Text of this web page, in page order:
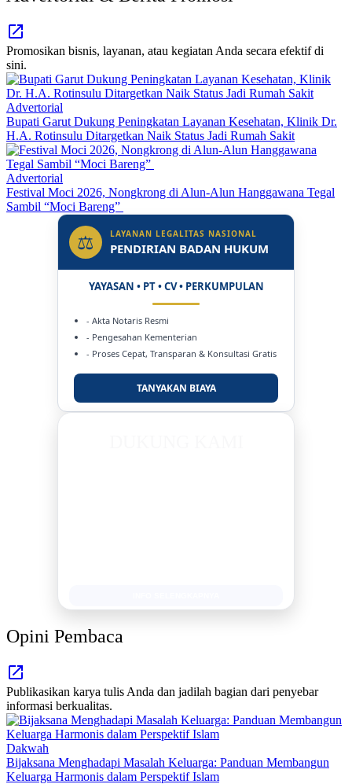
Promosikan bisnis, layanan, atau kegiatan Anda secara efektif di
sini.
Advertorial
Bupati Garut Dukung Peningkatan Layanan Kesehatan, Klinik Dr.
H.A. Rotinsulu Ditargetkan Naik Status Jadi Rumah Sakit
Advertorial
Festival Moci 2026, Nongkrong di Alun-Alun Hanggawana Tegal
Sambil “Moci Bareng”
⚖ LAYANAN LEGALITAS NASIONAL
PENDIRIAN BADAN HUKUM
YAYASAN • PT • CV • PERKUMPULAN
- Akta Notaris Resmi
- Pengesahan Kementerian
- Proses Cepat, Transparan & Konsultasi Gratis
TANYAKAN BIAYA
Opini Pembaca
Publikasikan karya tulis Anda dan jadilah bagian dari penyebar
informasi berkualitas.
Dakwah
Bijaksana Menghadapi Masalah Keluarga: Panduan Membangun
Keluarga Harmonis dalam Perspektif Islam